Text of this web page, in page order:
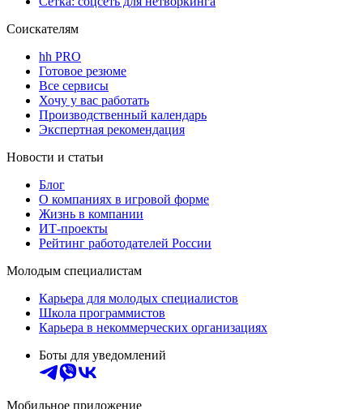
Соискателям
hh PRO
Готовое резюме
Все сервисы
Хочу у вас работать
Производственный календарь
Экспертная рекомендация
Новости и статьи
Блог
О компаниях в игровой форме
Жизнь в компании
ИТ-проекты
Рейтинг работодателей России
Молодым специалистам
Карьера для молодых специалистов
Школа программистов
Карьера в некоммерческих организациях
Боты для уведомлений
Мобильное приложение